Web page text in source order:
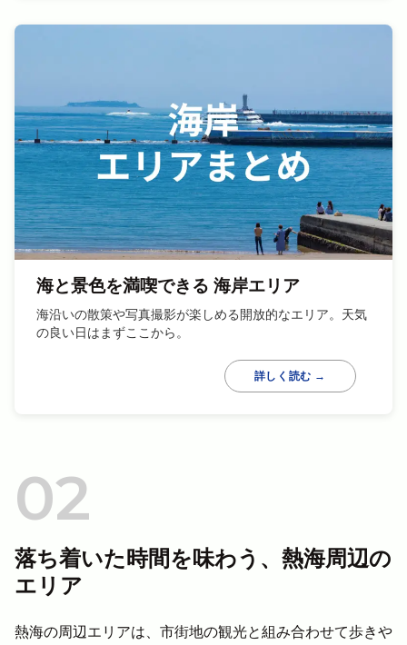
海と景色を満喫できる 海岸エリア
海沿いの散策や写真撮影が楽しめる開放的なエリア。天気
の良い日はまずここから。
詳しく読む →
落ち着いた時間を味わう、熱海周辺の
エリア
熱海の周辺エリアは、市街地の観光と組み合わせて歩きや